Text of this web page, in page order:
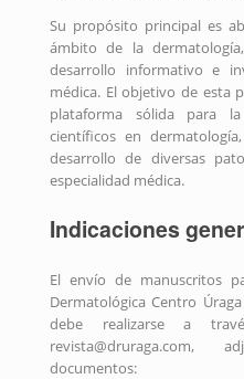
Su propósito principal es
ámbito de la
desarrollo informativo e
médica. El objetivo de esta
plataforma sólida para
científicos en
desarrollo de diversas
especialidad médica.
Indicaciones
El envío de manuscritos
Dermatológica Centro
debe realizarse a
revista@druraga.com,
documentos: